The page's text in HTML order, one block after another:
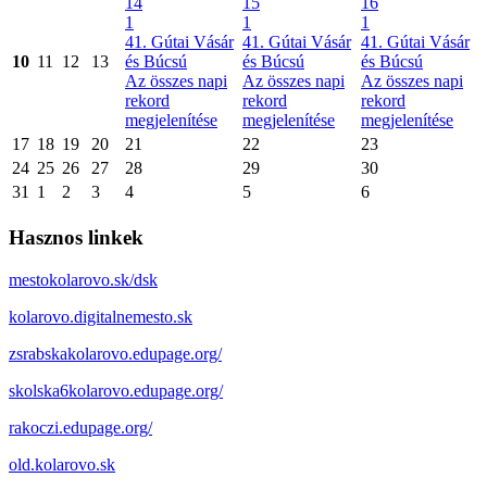
10 11 12 13
1
41. Gútai Vásár
és Búcsú
Az összes napi
rekord
megjelenítése
1
41. Gútai Vásár
és Búcsú
Az összes napi
rekord
megjelenítése
1
41. Gútai Vásár
és Búcsú
Az összes napi
rekord
megjelenítése
17 18 19 20 21 22
23
24 25 26 27 28 29
30
31
1 2 3 4 5 6
Hasznos linkek
mestokolarovo.sk/dsk
kolarovo.digitalnemesto.sk
zsrabskakolarovo.edupage.org/
skolska6kolarovo.edupage.org/
rakoczi.edupage.org/
old.kolarovo.sk